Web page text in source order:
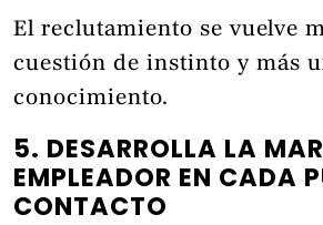
El reclutamiento se vuelve
cuestión de instinto y más
conocimiento.
5. DESARROLLA LA
EMPLEADOR EN CADA
CONTACTO